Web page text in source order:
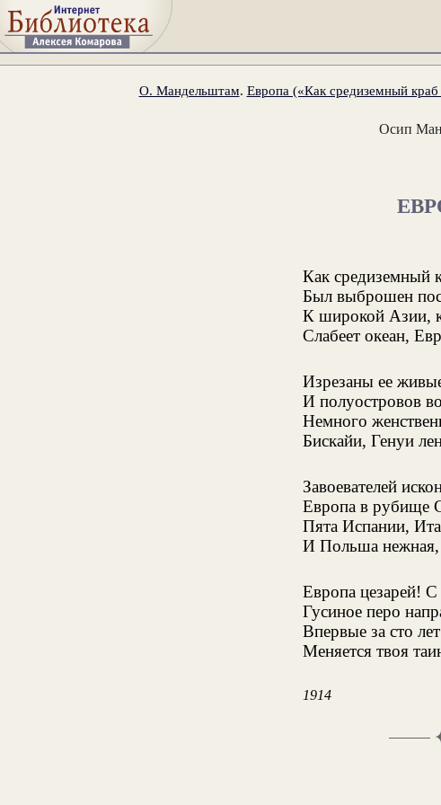
О. Мандельштам. Европа («Как средиземный краб
Осип
Как средиземный
Был выброшен
К широкой Азии,
Слабеет океан,
Изрезаны ее
И полуостровов
Немного
Бискайи, Генуи
Завоевателей
Европа в рубище
Пята Испании,
И Польша нежная,
Европа цезарей! С
Гусиное перо
Впервые за сто
Меняется твоя
1914